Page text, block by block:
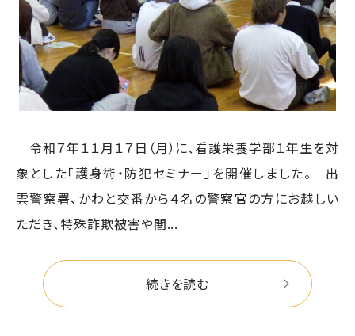
令和７年１１月１７日（月）に、看護栄養学部１年生を対
象とした「護身術・防犯セミナー」を開催しました。 出
雲警察署、かわと交番から４名の警察官の方にお越しい
ただき、特殊詐欺被害や闇...
続きを読む